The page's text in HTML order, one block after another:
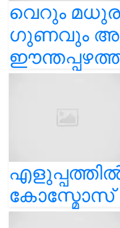
വെറും
ഗുണവും
കോസ്മോസ്